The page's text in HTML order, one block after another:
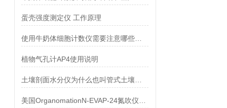
蛋壳强度测定仪 工作原理
植物气孔计AP4使用说明